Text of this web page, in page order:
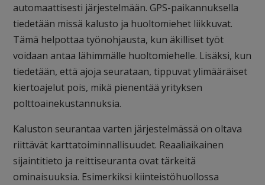
automaattisesti järjestelmään. GPS-paikannuksella
tiedetään missä kalusto ja huoltomiehet liikkuvat.
Tämä helpottaa työnohjausta, kun äkilliset työt
voidaan antaa lähimmälle huoltomiehelle. Lisäksi, kun
tiedetään, että ajoja seurataan, tippuvat ylimääräiset
kiertoajelut pois, mikä pienentää yrityksen
polttoainekustannuksia.
Kaluston seurantaa varten järjestelmässä on oltava
riittävät karttatoiminnallisuudet. Reaaliaikainen
sijaintitieto ja reittiseuranta ovat tärkeitä
ominaisuuksia. Esimerkiksi kiinteistöhuollossa